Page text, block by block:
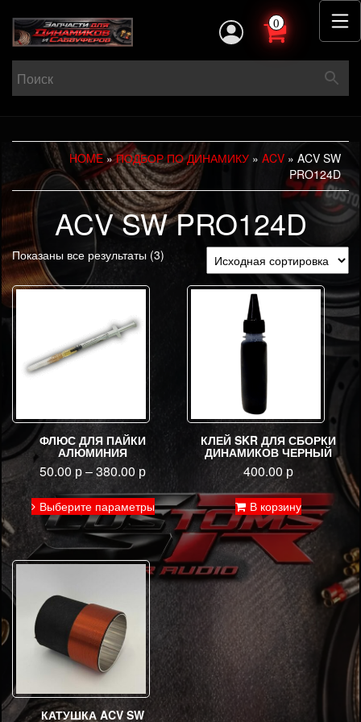
0
HOME»ПОДБОР ПО ДИНАМИКУ » ACV » ACV SW
PRO124D
ACV SW PRO124D
Показаны все результаты (3)
ФЛЮС ДЛЯ ПАЙКИ
АЛЮМИНИЯ
50.00р–380.00 р
Выберите параметры
Этот
товар
имеет
несколько
вариаций.
Опции
можно
выбрать
странице
товара.
КЛЕЙ SKR ДЛЯ СБОРКИ
ДИНАМИКОВ ЧЕРНЫЙ
400.00р
В корзину
КАТУШКА ACV SW